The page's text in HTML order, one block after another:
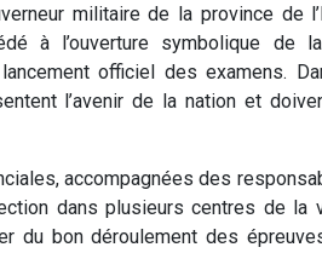
militaire de la province de
à l’ouverture symbolique de
officiel des examens.
l’avenir de la nation et
accompagnées des
dans plusieurs centres de la
du bon déroulement des